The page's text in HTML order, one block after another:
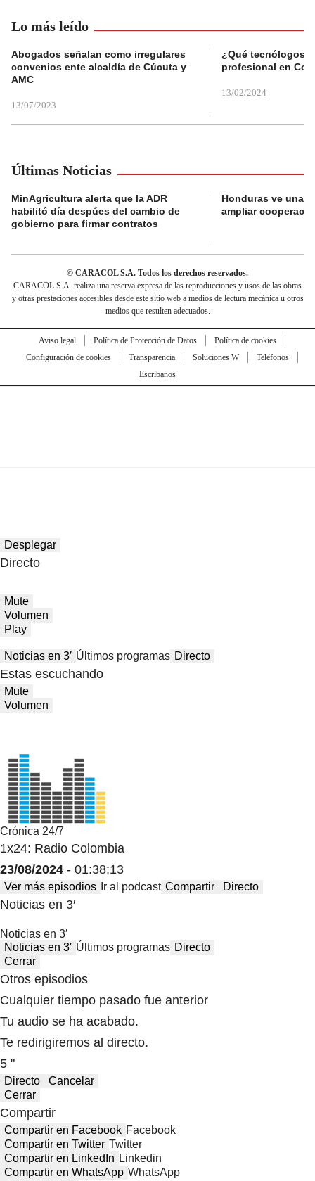
Lo más leído
Abogados señalan como irregulares
convenios ente alcaldía de Cúcuta y
AMC
13/07/2023
¿Qué tecnólogos
profesional en
13/02/2024
Últimas Noticias
MinAgricultura alerta que la ADR
habilitó día despúes del cambio de
gobierno para firmar contratos
Honduras ve una
ampliar
© CARACOL S.A. Todos los derechos reservados.
CARACOL S.A. realiza una reserva expresa de las reproducciones y usos de las obras
y otras prestaciones accesibles desde este sitio web a medios de lectura mecánica u otros
medios que resulten adecuados.
Aviso legal Política de Protección de Datos
Política de cookies
Configuración de cookies
Transparencia Soluciones W
Teléfonos
Escríbanos
Desplegar
Directo
Mute
Volumen
Play
Noticias en 3′ Últimos programas Directo
Estas escuchando
Mute
Volumen
Crónica 24/7
1x24: Radio Colombia
23/08/2024 - 01:38:13
Ver más episodios Ir al podcast Compartir Directo
Noticias en 3′
Noticias en 3′
Noticias en 3′ Últimos programas Directo
Cerrar
Otros episodios
Cualquier tiempo pasado fue anterior
Tu audio se ha acabado.
Te redirigiremos al directo.
5 "
Directo
Cancelar
Cerrar
Compartir
Compartir en Facebook Facebook
Compartir en Twitter Twitter
Compartir en LinkedIn Linkedin
Compartir en WhatsApp WhatsApp